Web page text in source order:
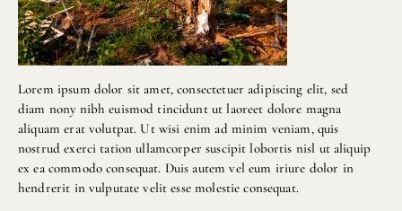
Lorem ipsum dolor sit amet, consectetuer adipiscing elit, sed
diam nony nibh euismod tincidunt ut laoreet dolore magna
aliquam erat volutpat. Ut wisi enim ad minim veniam, quis
nostrud exerci tation ullamcorper suscipit lobortis nisl ut aliquip
ex ea commodo consequat. Duis autem vel eum iriure dolor in
hendrerit in vulputate velit esse molestie consequat.